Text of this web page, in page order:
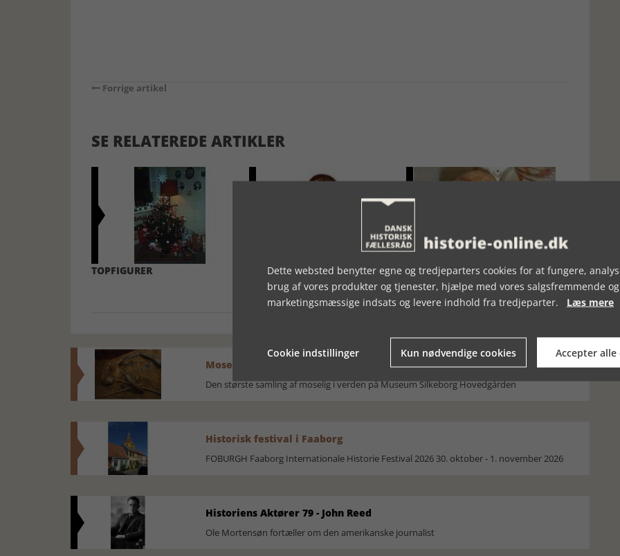
Forrige artikel
SE RELATEREDE ARTIKLER
TOPFIGURER HONNINGKAGE ÆBLESKIVER
Mosefolket
Den største samling af moselig i verden på Museum Silkeborg Hovedgården
Historisk festival i Faaborg
FOBURGH Faaborg Internationale Historie Festival 2026 30. oktober - 1. november 2026
Historiens Aktører 79 - John Reed
Ole Mortensøn fortæller om den amerikanske journalist
Dette websted benytter egne og tredjeparters cookies for at fungere,
brug af vores produkter og tjenester, hjælpe med vores salgsfremmende og
marketingsmæssige indsats og levere indhold fra tredjeparter. Læs mere
Cookie indstillinger Kun nødvendige cookies Accepter alle